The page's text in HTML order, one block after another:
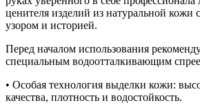
ценителя изделий из натуральной
узором и историей.
Перед началом использования
специальным водоотталкивающим
• Особая технология выделки кожи:
качества, плотность и водостойкость.